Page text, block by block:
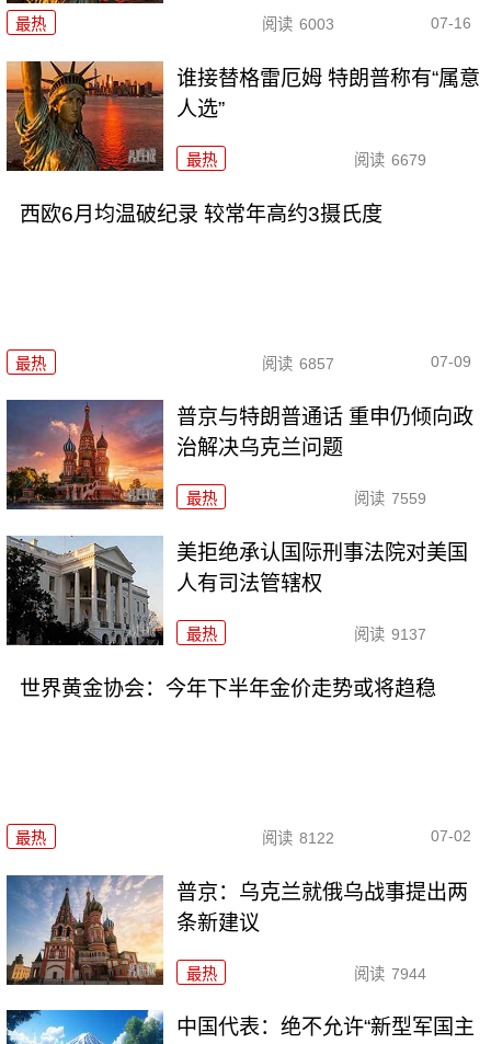
最热 阅读 6003 07-16
谁接替格雷厄姆 特朗普称有“属意
人选”
最热 阅读 6679
西欧6月均温破纪录 较常年高约3摄氏度
最热 阅读 6857 07-09
普京与特朗普通话 重申仍倾向政
治解决乌克兰问题
最热 阅读 7559
美拒绝承认国际刑事法院对美国
人有司法管辖权
最热 阅读 9137
世界黄金协会：今年下半年金价走势或将趋稳
最热 阅读 8122 07-02
普京：乌克兰就俄乌战事提出两
条新建议
最热 阅读 7944
中国代表：绝不允许“新型军国主